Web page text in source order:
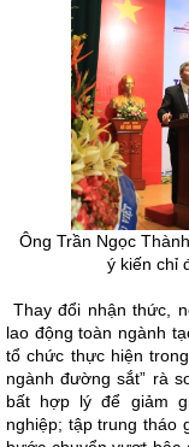
Ông Trần Ngọc
ý kiến chỉ
Thay đổi nhận thức,
lao động toàn ngành
tổ chức thực hiện
ngành đường sắt” rà
bất hợp lý để giảm
nghiệp; tập trung tháo